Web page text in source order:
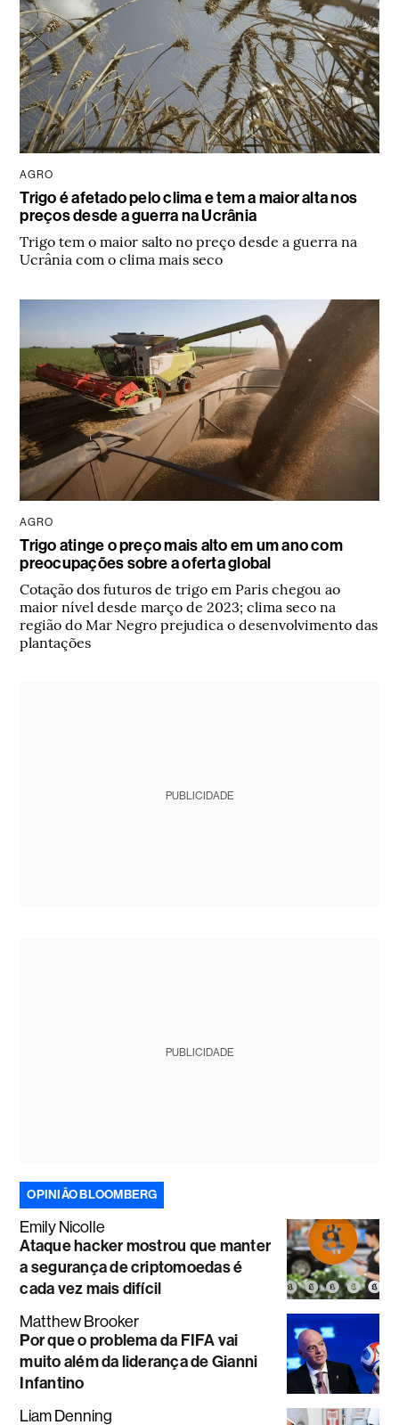
AGRO
Trigo é afetado pelo clima e tem a maior alta nos
preços desde a guerra na Ucrânia
Trigo tem o maior salto no preço desde a guerra na
Ucrânia com o clima mais seco
AGRO
Trigo atinge o preço mais alto em um ano com
preocupações sobre a oferta global
Cotação dos futuros de trigo em Paris chegou ao
maior nível desde março de 2023; clima seco na
região do Mar Negro prejudica o desenvolvimento das
plantações
PUBLICIDADE
PUBLICIDADE
OPINIÃO BLOOMBERG
Emily Nicolle
Ataque hacker mostrou que manter
a segurança de criptomoedas é
cada vez mais difícil
Matthew Brooker
Por que o problema da FIFA vai
muito além da liderança de Gianni
Infantino
Liam Denning